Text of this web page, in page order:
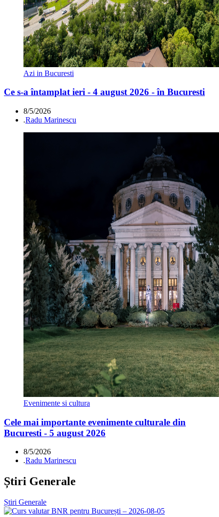
Azi in Bucuresti
Ce s-a întamplat ieri - 4 august 2026 - în Bucuresti
8/5/2026
.Radu Marinescu
Evenimente si cultura
Cele mai importante evenimente culturale din
Bucuresti - 5 august 2026
8/5/2026
.Radu Marinescu
Știri Generale
Știri Generale